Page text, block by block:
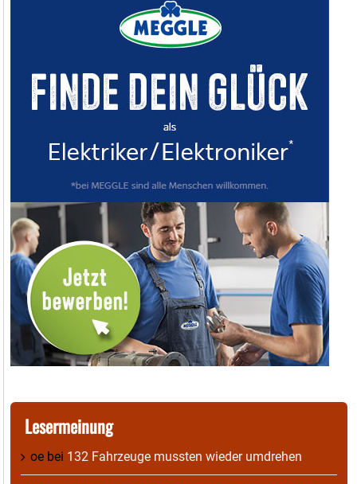
Lesermeinung
oe bei 132 Fahrzeuge mussten wieder umdrehen